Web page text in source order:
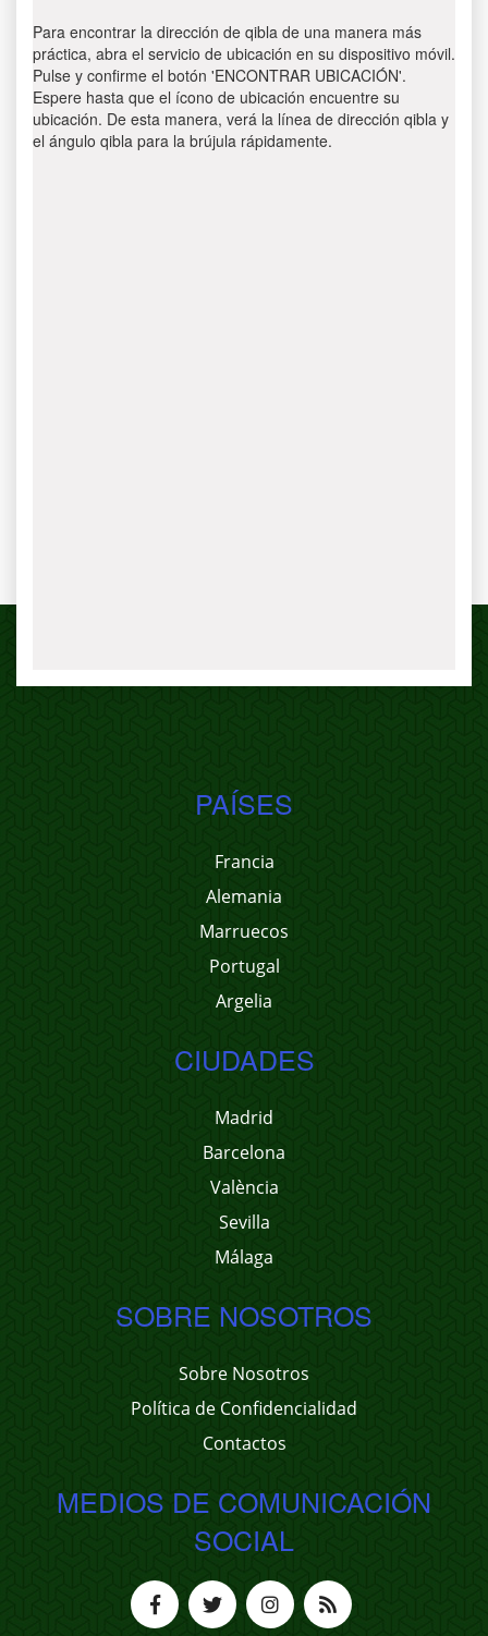
Para encontrar la dirección de qibla de una manera más
práctica, abra el servicio de ubicación en su dispositivo móvil.
Pulse y confirme el botón 'ENCONTRAR UBICACIÓN'.
Espere hasta que el ícono de ubicación encuentre su
ubicación. De esta manera, verá la línea de dirección qibla y
el ángulo qibla para la brújula rápidamente.
PAÍSES
Francia
Alemania
Marruecos
Portugal
Argelia
CIUDADES
Madrid
Barcelona
València
Sevilla
Málaga
SOBRE NOSOTROS
Sobre Nosotros
Política de Confidencialidad
Contactos
MEDIOS DE COMUNICACIÓN
SOCIAL